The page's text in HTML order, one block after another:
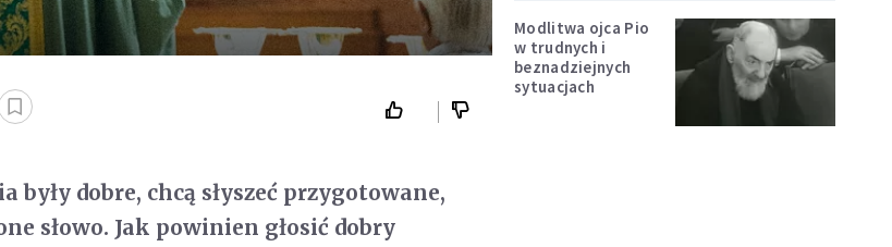
były dobre, chcą słyszeć przygotowane,
słowo. Jak powinien głosić dobry
Modlitwa ojca Pio
w trudnych i
beznadziejnych
sytuacjach